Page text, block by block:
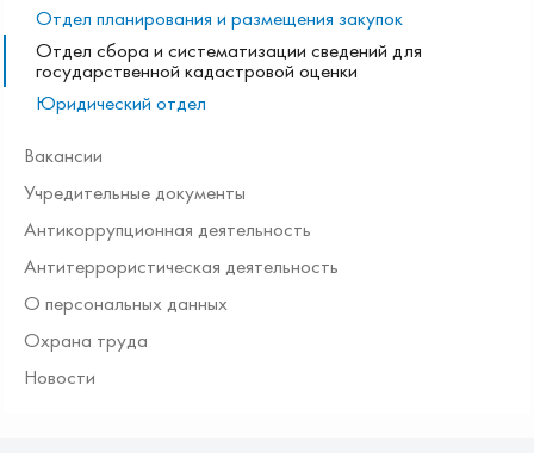
Отдел планирования и размещения закупок
Отдел сбора и систематизации сведений для
государственной кадастровой оценки
Юридический отдел
Вакансии
Учредительные документы
Антикоррупционная деятельность
Антитеррористическая деятельность
О персональных данных
Охрана труда
Новости